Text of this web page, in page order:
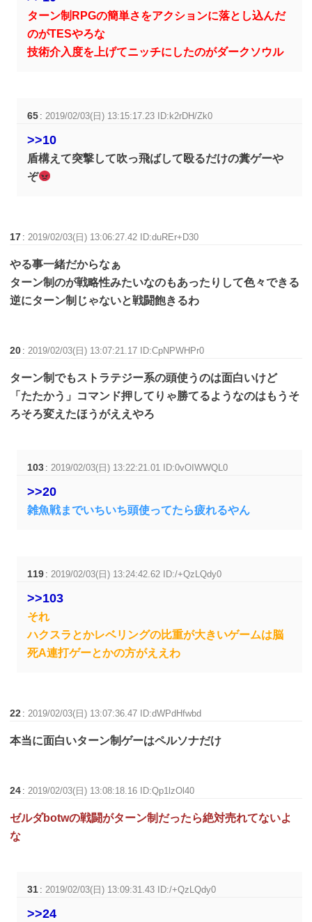
ターン制RPGの簡単さをアクションに落とし込んだ
のがTESやろな
技術介入度を上げてニッチにしたのがダークソウル
65 : 2019/02/03(日) 13:15:17.23 ID:k2rDH/Zk0
>>10
盾構えて突撃して吹っ飛ばして殴るだけの糞ゲーや
ぞ
17 : 2019/02/03(日) 13:06:27.42 ID:duREr+D30
やる事一緒だからなぁ
ターン制のが戦略性みたいなのもあったりして色々できる
逆にターン制じゃないと戦闘飽きるわ
20 : 2019/02/03(日) 13:07:21.17 ID:CpNPWHPr0
ターン制でもストラテジー系の頭使うのは面白いけど
「たたかう」コマンド押してりゃ勝てるようなのはもうそ
ろそろ変えたほうがええやろ
103 : 2019/02/03(日) 13:22:21.01 ID:0vOIWWQL0
>>20
雑魚戦までいちいち頭使ってたら疲れるやん
119 : 2019/02/03(日) 13:24:42.62 ID:/+QzLQdy0
>>103
それ
ハクスラとかレベリングの比重が大きいゲームは脳
死A連打ゲーとかの方がええわ
22 :2019/02/03(日) 13:07:36.47 ID:dWPdHfwbd
本当に面白いターン制ゲーはペルソナだけ
24 :2019/02/03(日) 13:08:18.16 ID:Qp1lzOl40
ゼルダbotwの戦闘がターン制だったら絶対売れてないよ
な
31 :2019/02/03(日) 13:09:31.43 ID:/+QzLQdy0
>>24